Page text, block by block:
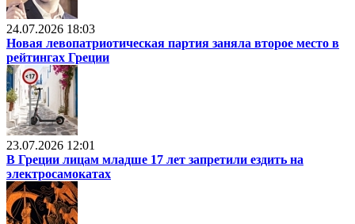
24.07.2026 18:03
Новая левопатриотическая партия заняла второе место в
рейтингах Греции
23.07.2026 12:01
В Греции лицам младше 17 лет запретили ездить на
электросамокатах